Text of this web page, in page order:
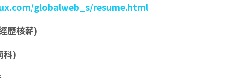
globalweb_s/resume.html
歷核薪)
科)